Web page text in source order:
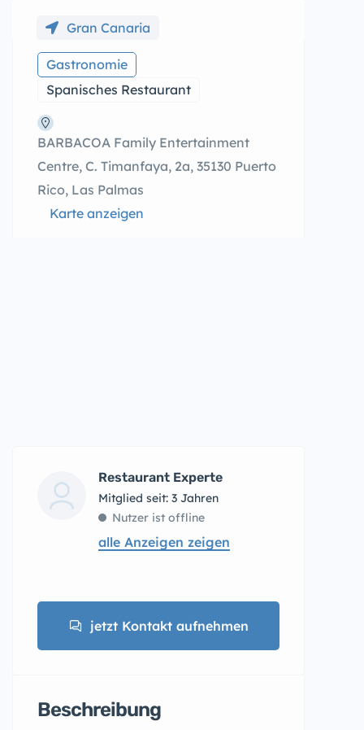
Gran Canaria
Gastronomie
Spanisches Restaurant
BARBACOA Family Entertainment
Centre, C. Timanfaya, 2a, 35130 Puerto
Rico, Las Palmas
Karte anzeigen
Restaurant Experte
Mitglied seit: 3 Jahren
Nutzer ist offline
alle Anzeigen zeigen
jetzt Kontakt aufnehmen
Beschreibung